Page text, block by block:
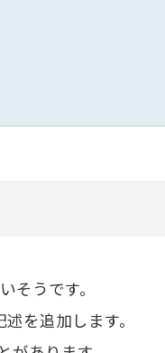
うです。
を追加します。